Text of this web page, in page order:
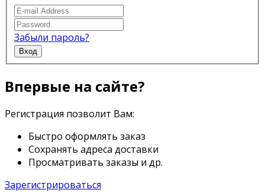
Забыли пароль?
Вход
Впервые на сайте?
Регистрация позволит Вам:
Быстро оформлять заказ
Сохранять адреса доставки
Просматривать заказы и др.
Зарегистрироваться